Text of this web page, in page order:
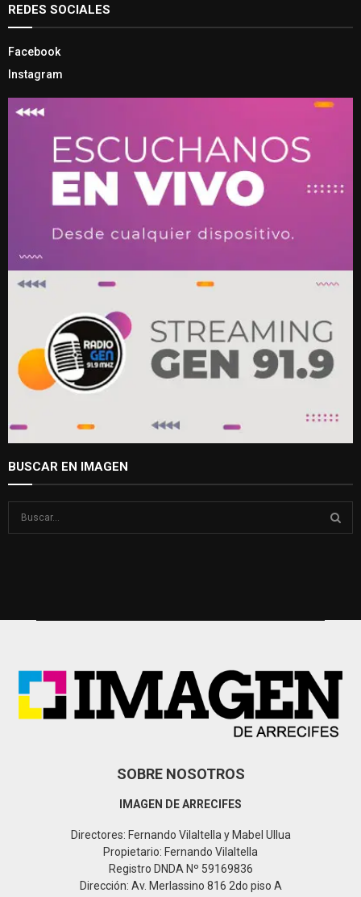
REDES SOCIALES
Facebook
Instagram
BUSCAR EN IMAGEN
SOBRE NOSOTROS
IMAGEN DE ARRECIFES
Directores: Fernando Vilaltella y Mabel Ullua
Propietario: Fernando Vilaltella
Registro DNDA Nº 59169836
Dirección: Av. Merlassino 816 2do piso A